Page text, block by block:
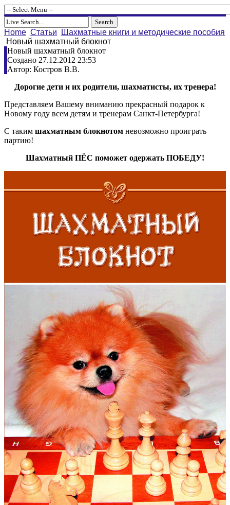
Home Статьи
Шахматные книги и методические пособия
Новый шахматный блокнот
Новый шахматный блокнот
Создано 27.12.2012 23:53
Автор: Костров В.В.
Дорогие дети и их родители, шахматисты, их тренера!
Представляем Вашему вниманию прекрасный подарок к
Новому году всем детям и тренерам Санкт-Петербурга!
С таким шахматным блокнотом невозможно проиграть
партию!
Шахматный ПЁС поможет одержать ПОБЕДУ!